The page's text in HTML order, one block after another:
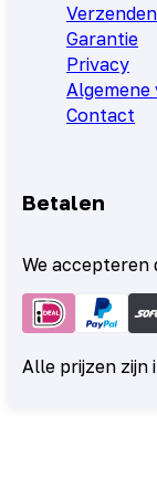
Garantie
Privacy
Contact
Betalen
We accepteren
Alle prijzen zijn